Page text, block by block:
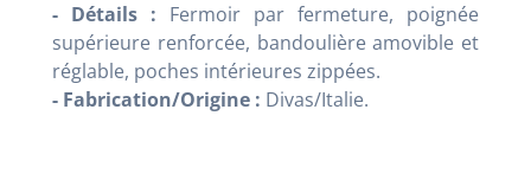
- Détails : Fermoir par fermeture, poignée
supérieure renforcée, bandoulière amovible et
réglable, poches intérieures zippées.
- Fabrication/Origine : Divas/Italie.